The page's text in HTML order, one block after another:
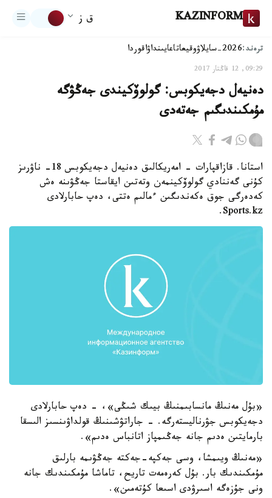
KAZINFORM ق ز
ترەند:2026-سايلاۋ وقيعاتاعايىنداۋاقوردا
09:29, 12 قاڭتار 2017
دەنيەل دجەيكوبس: گولوۆكيندى جەڭۋگە
مۇمكىندىگىم جەتەدى
استانا. قازاقپارات - امەريكالىق دەنيەل دجەيكوبس 18- ناۋرىز
كۇنى گەننادي گولوۆكينمەن وتەتىن ايقاستا جەڭۋىنە ەش
كەدەرگى جوق ەكەندىگىن ءمالىم ەتتى، دەپ حابارلادى
Sports.kz.
«بۇل مەنىڭ مانسابىمنىڭ بيىك شىڭى»، - دەپ حابارلادى
دجەيكوبس جۋرناليستەرگە. - جاراتۋشىنىڭ قولداۋىنسىز الىسقا
بارمايتىن ەدىم جانە جەڭىمپاز اتانباس ەدىم».
«مەنىڭ ويىمشا، وسى جەكپە-جەكتە جەڭۋىمە بارلىق
مۇمكىندىك بار. بۇل كەرەمەت تاريح، تاماشا مۇمكىندىك جانە
ونى جۇزەگە اسىرۋدى اسىعا كۇتەمىن».